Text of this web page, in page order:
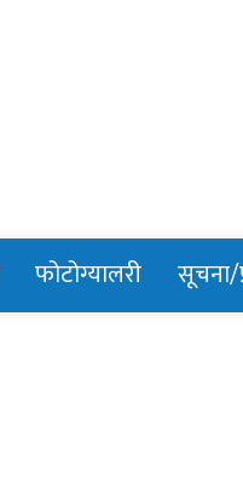
फोटोग्यालरी सूचना/